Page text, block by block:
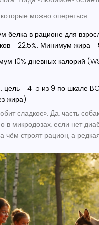
можно опереться:
белка в рационе для
- 22,5%. Минимум жира -
10% дневных калорий
цель - 4-5 из 9 по шкале
жира).
сладкое». Да, часть
в микродозах, если нет
чём строят рацион, а